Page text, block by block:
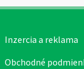
Inzercia a reklama
Obchodné